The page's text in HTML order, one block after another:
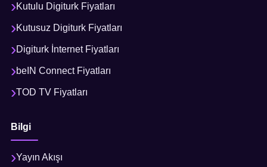
Kutulu Digiturk Fiyatları
Kutusuz Digiturk Fiyatları
Digiturk İnternet Fiyatları
beIN Connect Fiyatları
TOD TV Fiyatları
Bilgi
Yayın Akışı